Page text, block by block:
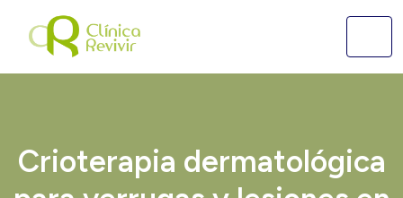
Crioterapia dermatológica